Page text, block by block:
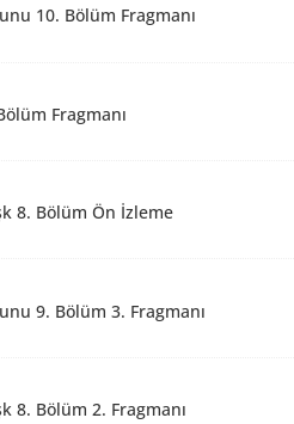
10. Bölüm Fragmanı
Fragmanı
8. Bölüm Ön İzleme
9. Bölüm 3. Fragmanı
8. Bölüm 2. Fragmanı